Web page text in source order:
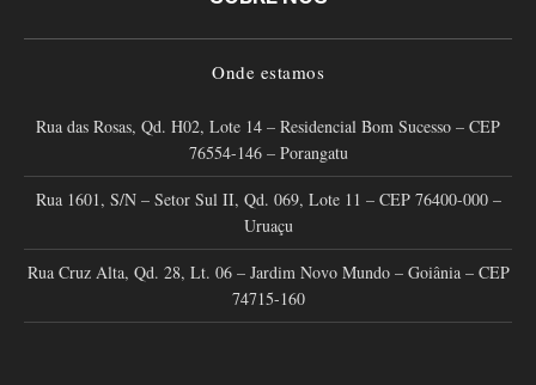
Onde estamos
Rua das Rosas, Qd. H02, Lote 14 – Residencial Bom Sucesso – CEP
76554-146 – Porangatu
Rua 1601, S/N – Setor Sul II, Qd. 069, Lote 11 – CEP 76400-000 –
Uruaçu
Rua Cruz Alta, Qd. 28, Lt. 06 – Jardim Novo Mundo – Goiânia – CEP
74715-160